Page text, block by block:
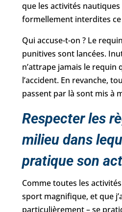
que les activités
formellement interdites
Qui accuse-t-on ? Le
punitives sont lancées.
n’attrape jamais le requin
l’accident. En revanche,
passent par là sont mis à
Respecter les
milieu dans
pratique son
Comme toutes les
sport magnifique, et que
particulièrement – se